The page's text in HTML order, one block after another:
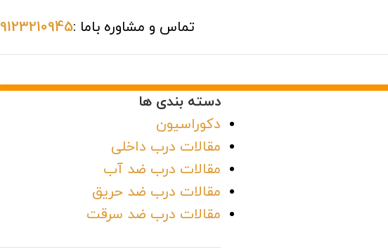
تماس و مشاوره باما :
دسته بندی ها
دکوراسیون
مقالات درب داخلی
مقالات درب ضد آب
مقالات درب ضد حریق
مقالات درب ضد سرقت